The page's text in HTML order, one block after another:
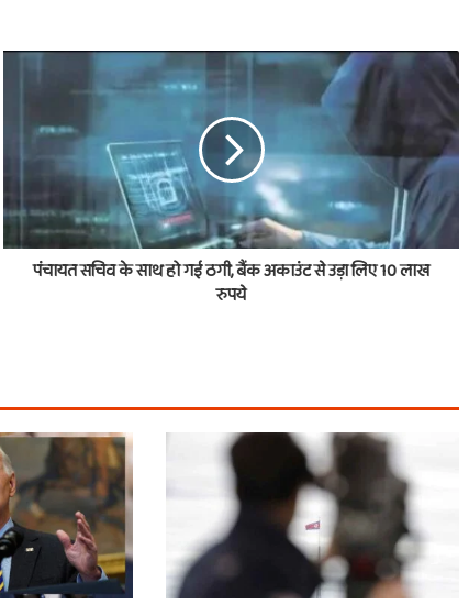
पंचायत सचिव के साथ हो गई ठगी, बैंक अकाउंट से उड़ा लिए 10 लाख
रुपये